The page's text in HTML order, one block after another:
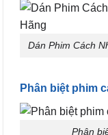
Dán Phim Cách
Phân biệt phim
Phân